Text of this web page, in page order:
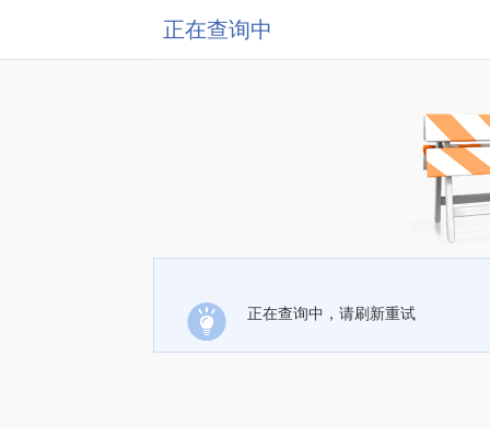
正在查询中
正在查询中，请刷新重试